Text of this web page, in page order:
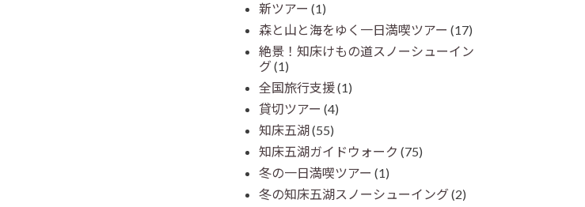
新ツアー (1)
森と山と海をゆく一日満喫ツアー (17)
絶景！知床けもの道スノーシューイン
グ(1)
全国旅行支援(1)
貸切ツアー (4)
知床五湖(55)
知床五湖ガイドウォーク (75)
冬の一日満喫ツアー (1)
冬の知床五湖スノーシューイング(2)